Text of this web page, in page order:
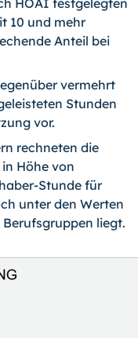
10 und mehr
Anteil bei
vermehrt
Stunden
vor.
rechneten die
Höhe von
Stunde für
unter den Werten
liegt.